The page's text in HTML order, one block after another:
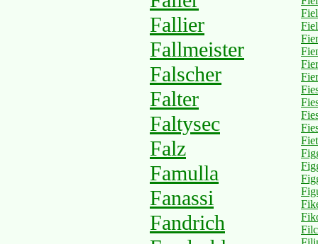
Fallier
Fallmeister
Falscher
Falter
Faltysec
Falz
Famulla
Fanassi
Fandrich
Fier